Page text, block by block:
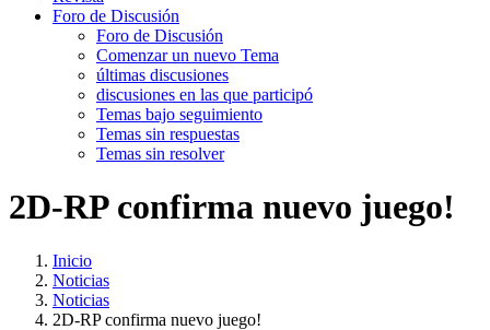
Foro de Discusión
Foro de Discusión
Comenzar un nuevo Tema
últimas discusiones
discusiones en las que participó
Temas bajo seguimiento
Temas sin respuestas
Temas sin resolver
2D-RP confirma nuevo juego!
Inicio
Noticias
Noticias
2D-RP confirma nuevo juego!